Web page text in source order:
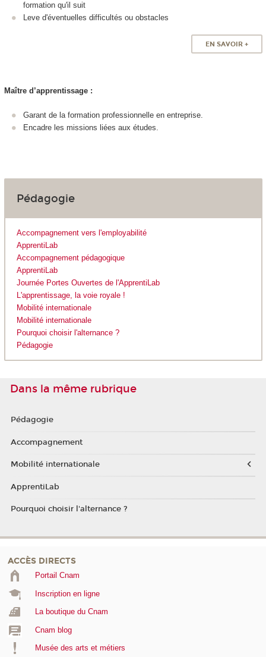
formation qu'il suit
Leve d'éventuelles difficultés ou obstacles
EN SAVOIR +
Maître d’apprentissage :
Garant de la formation professionnelle en entreprise.
Encadre les missions liées aux études.
Pédagogie
Accompagnement vers l'employabilité
ApprentiLab
Accompagnement pédagogique
ApprentiLab
Journée Portes Ouvertes de l'ApprentiLab
L'apprentissage, la voie royale !
Mobilité internationale
Mobilité internationale
Pourquoi choisir l'alternance ?
Pédagogie
Dans la même rubrique
Pédagogie
Accompagnement
Mobilité internationale
ApprentiLab
Pourquoi choisir l'alternance ?
ACCÈS DIRECTS
Portail Cnam
Inscription en ligne
La boutique du Cnam
Cnam blog
Musée des arts et métiers